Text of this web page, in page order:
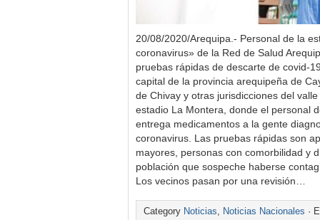
20/08/2020/Arequipa.- Personal de la
coronavirus» de la Red de Salud
pruebas rápidas de descarte de covid-
capital de la provincia arequipeña de
de Chivay y otras jurisdicciones del
estadio La Montera, donde el personal
entrega medicamentos a la gente
coronavirus. Las pruebas rápidas son
mayores, personas con comorbilidad y
población que sospeche haberse
Los vecinos pasan por una revisión…
Category Noticias, Noticias Nacionales ·